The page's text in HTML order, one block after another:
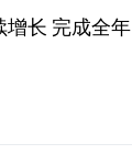
增长 完成全年